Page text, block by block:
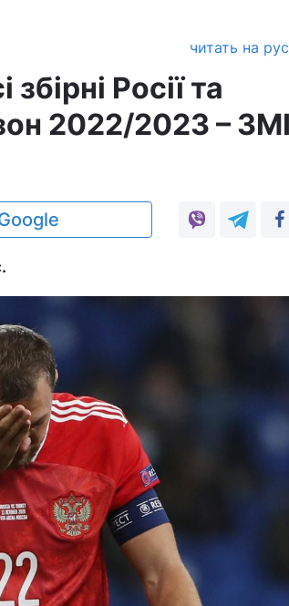
читать на
Росії та
2022/2023 – ЗМІ